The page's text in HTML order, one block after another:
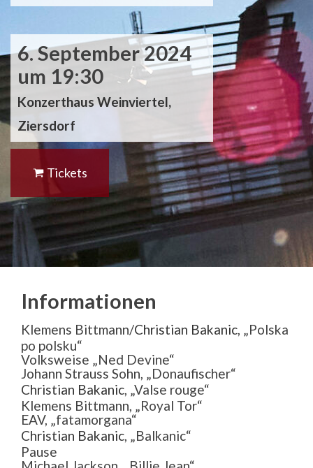
6. September 2024
um 19:30
Konzerthaus Weinviertel,
Ziersdorf
Tickets
Informationen
Klemens Bittmann/Christian Bakanic, „Polska
po polsku“
Volksweise „Ned Devine“
Johann Strauss Sohn, „Donaufischer“
Christian Bakanic, „Valse rouge“
Klemens Bittmann, „Royal Tor“
EAV, „fatamorgana“
Christian Bakanic, „Balkanic“
Pause